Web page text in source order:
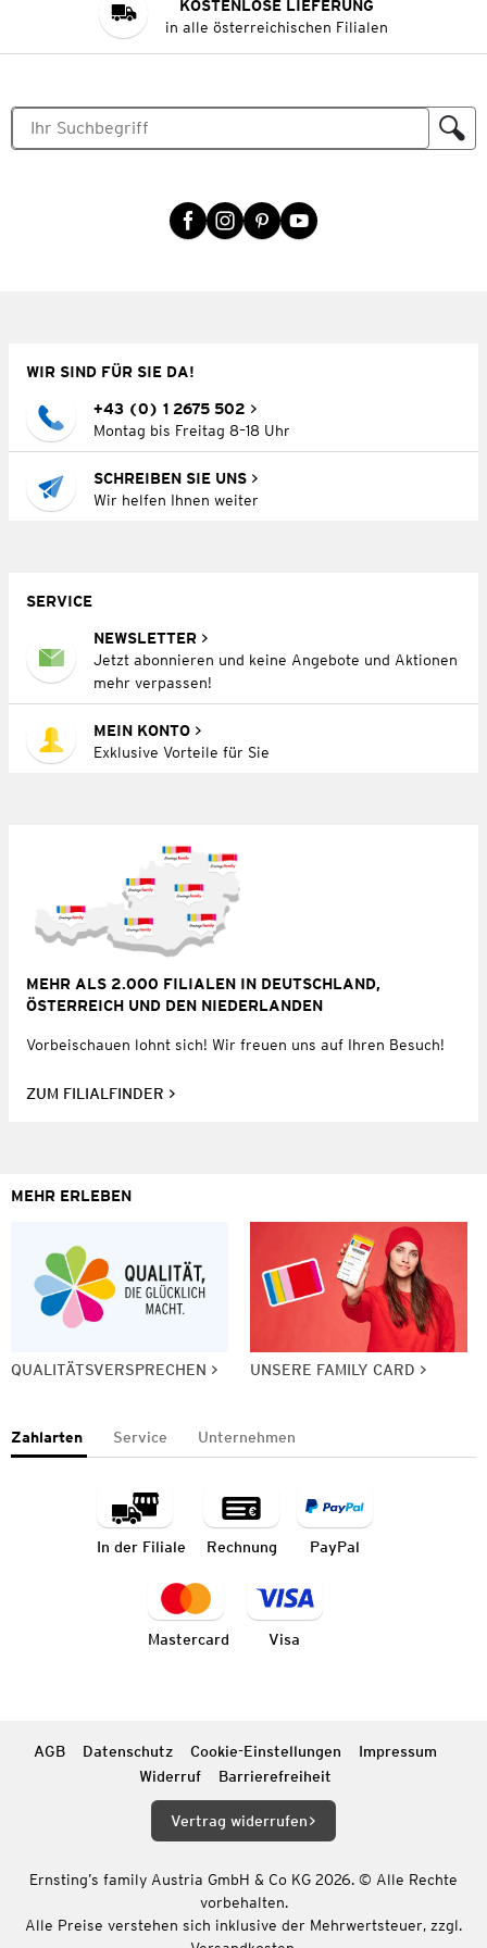
KOSTENLOSE LIEFERUNG
in alle österreichischen Filialen
WIR SIND FÜR SIE DA!
+43 (0) 1 2675 502
Montag bis Freitag 8–18 Uhr
SCHREIBEN SIE UNS
Wir helfen Ihnen weiter
SERVICE
NEWSLETTER
Jetzt abonnieren und keine Angebote und Aktionen
mehr verpassen!
MEIN KONTO
Exklusive Vorteile für Sie
MEHR ALS 2.000 FILIALEN IN DEUTSCHLAND,
ÖSTERREICH UND DEN NIEDERLANDEN
Vorbeischauen lohnt sich! Wir freuen uns auf Ihren Besuch!
ZUM FILIALFINDER
MEHR ERLEBEN
QUALITÄTSVERSPRECHEN UNSERE FAMILY CARD
Zahlarten Service Unternehmen
In der Filiale Rechnung PayPal
Mastercard Visa
AGB Datenschutz Cookie-Einstellungen
Impressum
Widerruf
Barrierefreiheit
Vertrag widerrufen
Ernsting’s family Austria GmbH & Co KG 2026. © Alle Rechte
vorbehalten.
Alle Preise verstehen sich inklusive der Mehrwertsteuer, zzgl.